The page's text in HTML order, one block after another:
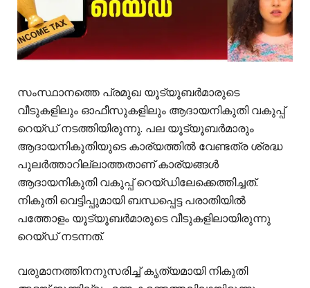
സംസ്ഥാനത്തെ പ്രമുഖ യൂട്യൂബര്‍മാരുടെ
വീടുകളിലും ഓഫീസുകളിലും ആദായനികുതി വകുപ്പ്
റെയ്ഡ് നടത്തിയിരുന്നു. പല യൂട്യൂബര്‍മാരും
ആദായനികുതിയുടെ കാര്യത്തില്‍ വേണ്ടത്ര ശ്രദ്ധ
പുലര്‍ത്താറില്ലാത്തതാണ് കാര്യങ്ങള്‍
ആദായനികുതി വകുപ്പ് റെയ്ഡിലേക്കെത്തിച്ചത്.
നികുതി വെട്ടിപ്പുമായി ബന്ധപ്പെട്ട പരാതിയില്‍
പത്തോളം യൂട്യൂബര്‍മാരുടെ വീടുകളിലായിരുന്നു
റെയ്ഡ് നടന്നത്.
വരുമാനത്തിനനുസരിച്ച് കൃത്യമായി നികുതി